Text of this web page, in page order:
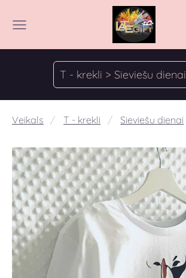
T - krekli > Sieviešu dienai
Veikals T - krekli Sieviešu dienai